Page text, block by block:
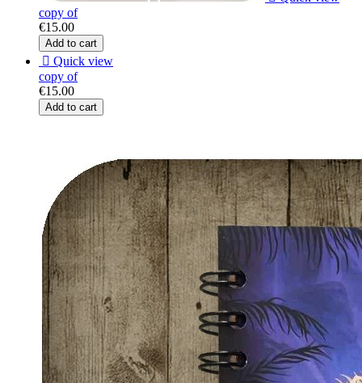
copy of
€15.00
Add to cart
 Quick view
copy of
€15.00
Add to cart